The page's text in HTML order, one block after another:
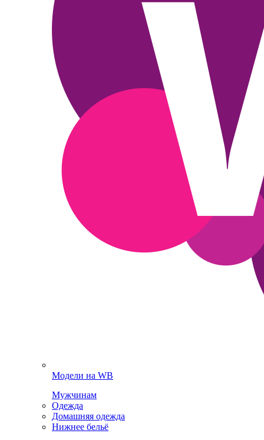
Модели на WB
Мужчинам
Одежда
Домашняя одежда
Нижнее бельё